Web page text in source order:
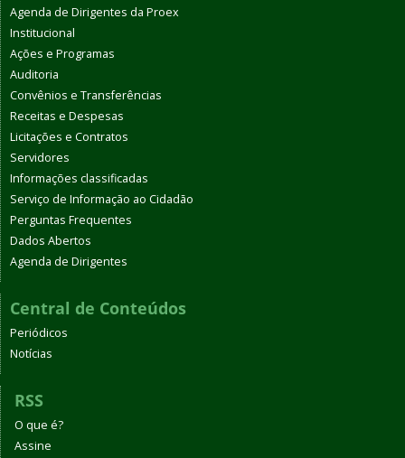
Agenda de Dirigentes da Proex
Institucional
Ações e Programas
Auditoria
Convênios e Transferências
Receitas e Despesas
Licitações e Contratos
Servidores
Informações classificadas
Serviço de Informação ao Cidadão
Perguntas Frequentes
Dados Abertos
Agenda de Dirigentes
Central de Conteúdos
Periódicos
Notícias
RSS
O que é?
Assine